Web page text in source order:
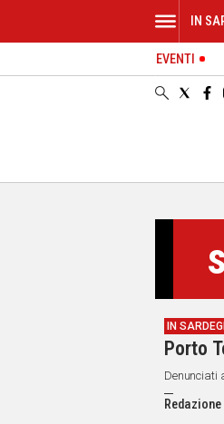
ORISTANO
IN
EVENTI
IN
Porto
Denunciati